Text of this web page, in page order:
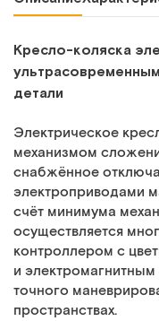
Кресло-коляска
детали
Электрическое
механизмом
снабжённое
электроприводами
счёт минимума
осуществляется
контроллером с
и
точного
пространствах.